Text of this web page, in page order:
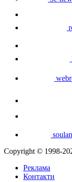
Copyright © 1998-
Реклама
Контакти